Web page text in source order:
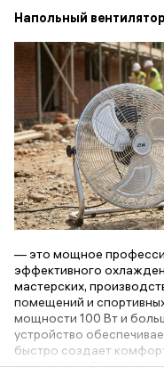
Напольный
— это мощное
эффективного
мастерских,
помещений и
мощности 100 Вт и
устройство
быстро создает